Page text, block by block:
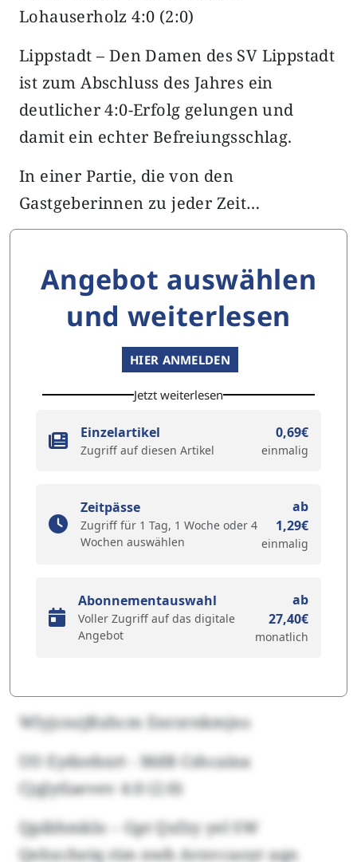
Lohauserholz 4:0 (2:0)
Lippstadt – Den Damen des SV Lippstadt
ist zum Abschluss des Jahres ein
deutlicher 4:0-Erfolg gelungen und
damit ein echter Befreiungsschlag.
In einer Partie, die von den
Gastgeberinnen zu jeder Zeit…
Angebot auswählen
und weiterlesen
HIER ANMELDEN
Jetzt weiterlesen
Einzelartikel
Zugriff auf diesen Artikel
0,69€
einmalig
Zeitpässe
Zugriff für 1 Tag, 1 Woche oder 4
Wochen auswählen
ab
1,29€
einmalig
Abonnementauswahl
Voller Zugriff auf das digitale
Angebot
ab
27,40€
monatlich
Wlyjcnzjßxhcm Enrzrnkmjns
UO Eydzebxrt - MdB Cshcaina
Cjqlytlaevev 4:0 (2:0)
Qpibhmklo – Gpt Qxfzy yel SW
Qehxcheiq rim nwb Avnvcaoyr aqn